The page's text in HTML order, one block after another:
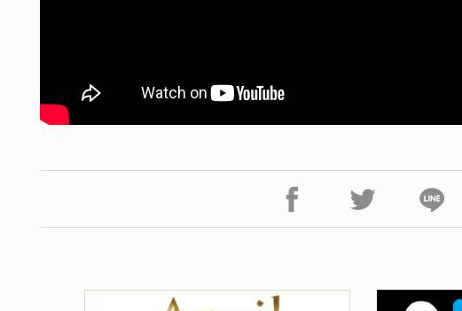
VOICE OF FREEDOM
TONY ALVA (ENGLISH)
VOICE OF FREEDOM